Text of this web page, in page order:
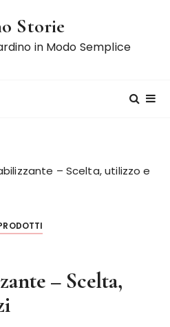
Storie
in Modo Semplice
– Scelta, utilizzo e
– Scelta,